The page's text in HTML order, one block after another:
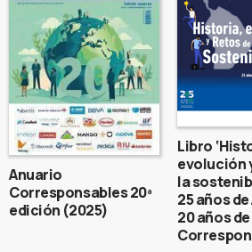
Anuario
Corresponsables 20ª
edición (2025)
Libro
evolución
la
25 años de
20 años de